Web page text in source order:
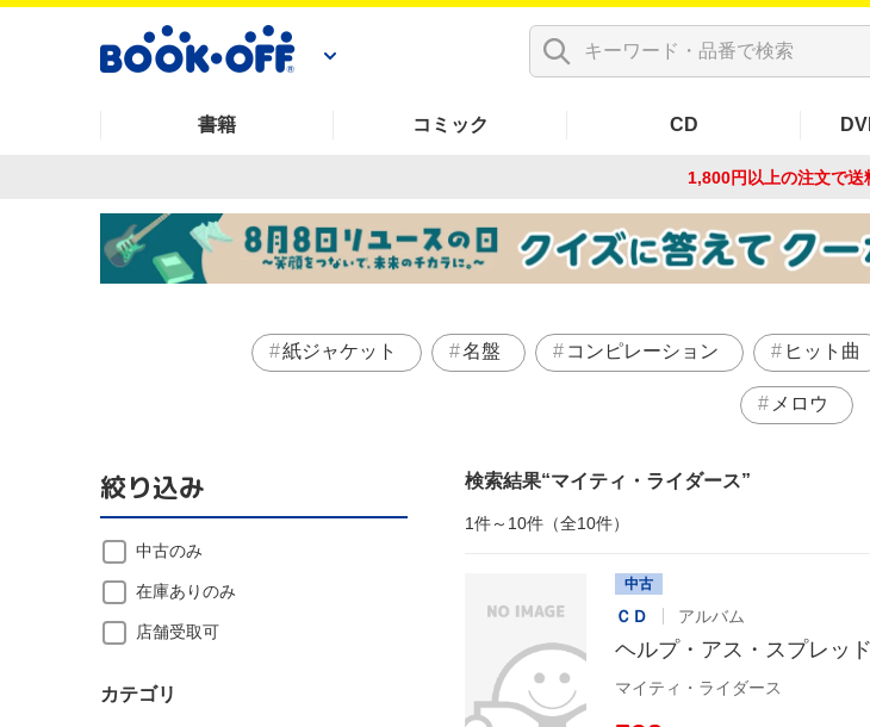
書籍 コミック CD
1,800円以上の注文で送
紙ジャケット 名盤 コンピレーション ヒット曲
メロウ
検索結果 マイティ・ライダース
1件～10件（全10件）
中古
ＣＤ アルバム
ヘルプ・アス・スプレッ
マイティ・ライダース
絞り込み
中古のみ
在庫ありのみ
店舗受取可
カテゴリ